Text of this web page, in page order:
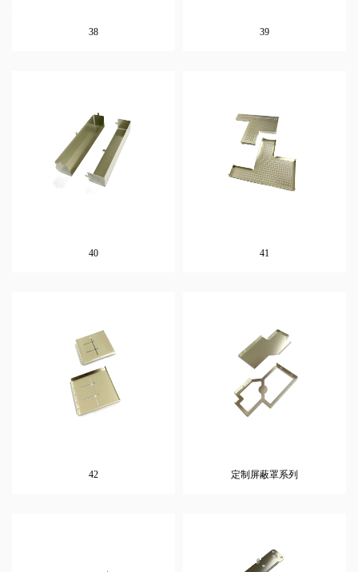
38 39
40 41
42 定制屏蔽罩系列